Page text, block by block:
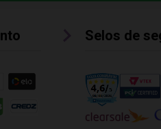
Selos de